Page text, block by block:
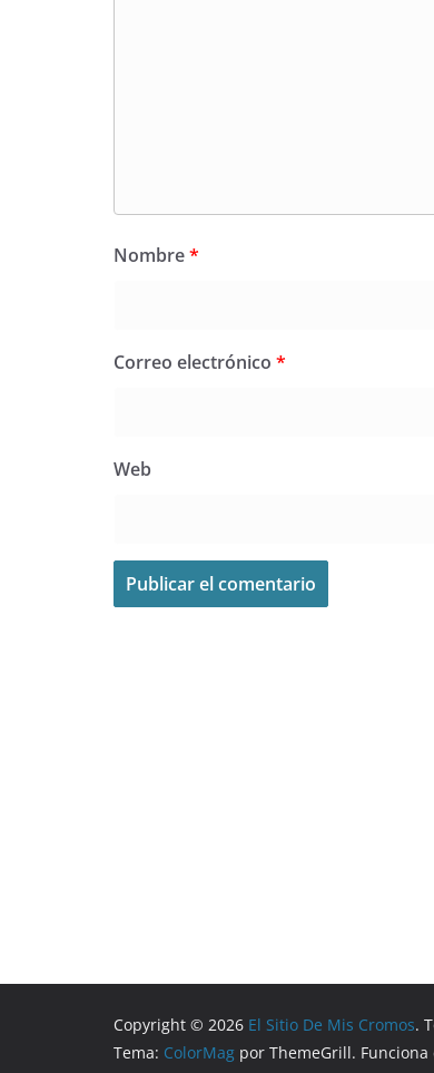
Nombre*
Correo electrónico *
Web
Copyright © 2026 El Sitio De Mis Cromos.
Tema: ColorMag por ThemeGrill. Funciona